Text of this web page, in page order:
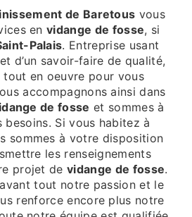
de Baretous vous
envidange de fosse, si
Palais. Entreprise usant
d’un savoir-faire de qualité,
tout en oeuvre pour vous
accompagnons ainsi dans
de fosse et sommes à
besoins. Si vous habitez à
sommes à votre disposition
les renseignements
projet devidange de fosse.
tout notre passion et le
renforce encore plus notre